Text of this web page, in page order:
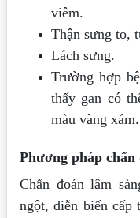
viêm.
Thận sưng to,
Lách sưng.
Trường hợp
thấy gan có
màu vàng xám.
Phương pháp chẩn
Chẩn đoán lâm
ngột, diễn biến